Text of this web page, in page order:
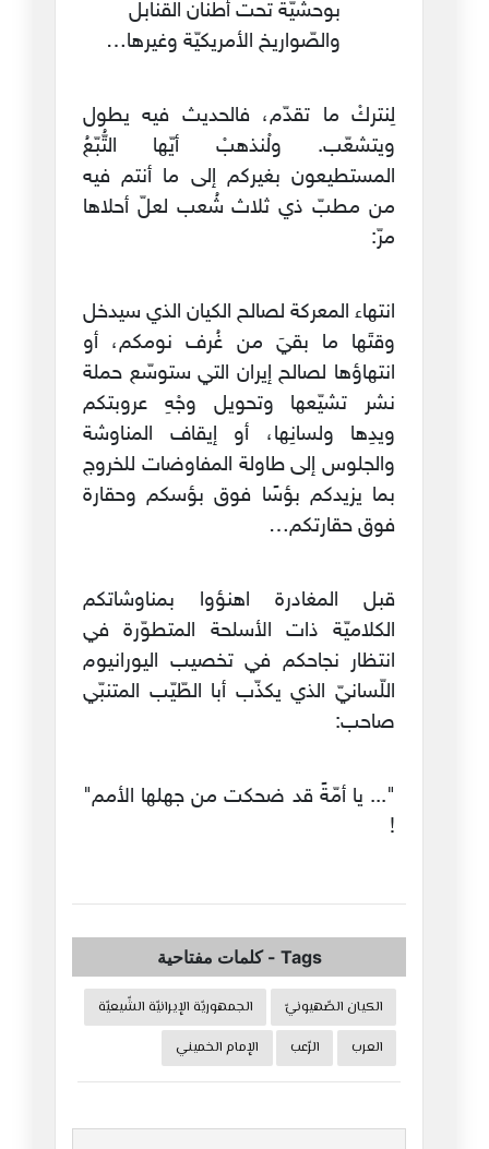
بوحشيّة تحت أطنان القنابل
والصّواريخ الأمريكيّة وغيرها…
لِنتركْ ما تقدّم، فالحديث فيه يطول
ويتشعّب. ولْنذهبْ أيّها التُّبّعُ
المستطيعون بغيركم إلى ما أنتم فيه
من مطبّ ذي ثلاث شُعب لعلّ أحلاها
مرّ:
انتهاء المعركة لصالح الكيان الذي سيدخل
وقتَها ما بقيَ من غُرف نومكم، أو
انتهاؤها لصالح إيران التي ستوسّع حملة
نشر تشيّعها وتحويل وجْهِ عروبتكم
ويدِها ولسانِها، أو إيقاف المناوشة
والجلوس إلى طاولة المفاوضات للخروج
بما يزيدكم بؤسًا فوق بؤسكم وحقارة
فوق حقارتكم…
قبل المغادرة اهنؤوا بمناوشاتكم
الكلاميّة ذات الأسلحة المتطوّرة في
انتظار نجاحكم في تخصيب اليورانيوم
اللّسانيّ الذي يكذّب أبا الطّيّب المتنبّي
صاحب:
"... يا أمّةً قد ضحكت من جهلها الأمم"
!
Tags
-كلمات مفتاحية
الكيان الصّهيونيّ
الجمهوريّة الإيرانيّة الشّيعيّة
العرب
الرّعب الإمام الخميني